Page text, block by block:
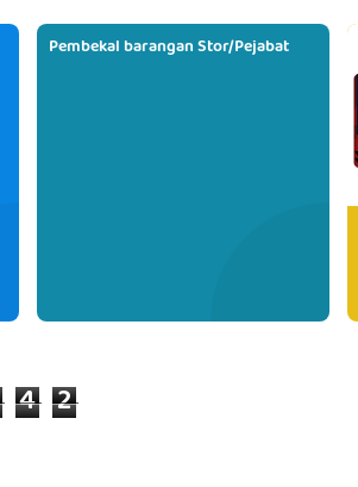
Pembekal barangan Stor/Pejabat
4 2